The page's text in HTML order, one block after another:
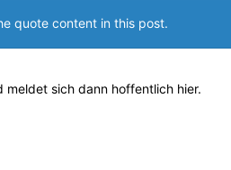
quote content in this post.
meldet sich dann hoffentlich hier.